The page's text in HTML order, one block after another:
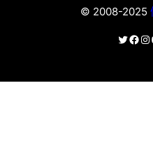
© 2008-2025
X